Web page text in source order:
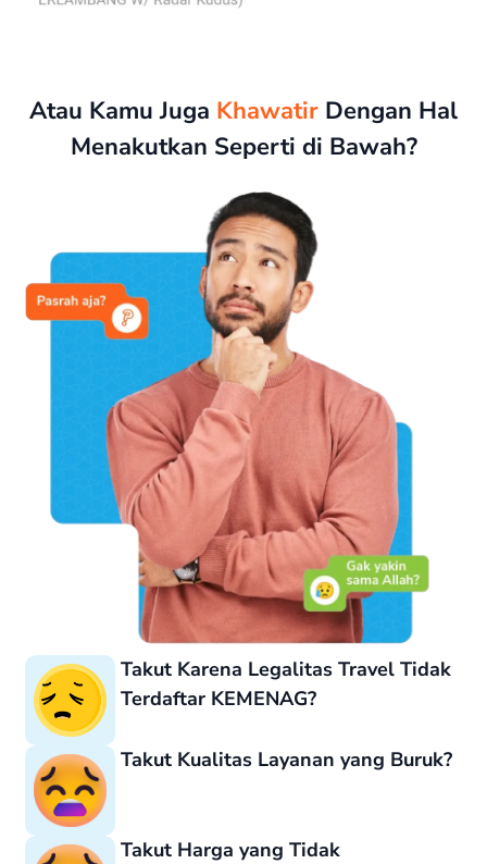
Atau Kamu Juga Khawatir Dengan Hal
Menakutkan Seperti di Bawah?
Takut Karena Legalitas Travel Tidak
Terdaftar KEMENAG?
Takut Kualitas Layanan yang Buruk?
Takut Harga yang Tidak